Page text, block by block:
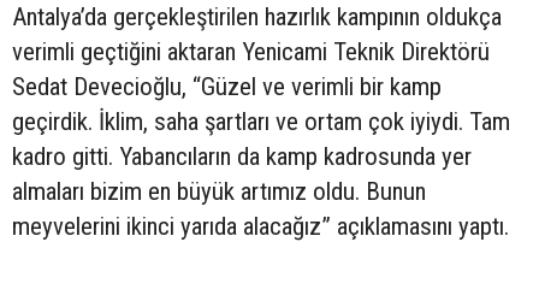
Antalya’da gerçekleştirilen hazırlık kampının oldukça
verimli geçtiğini aktaran Yenicami Teknik Direktörü
Sedat Devecioğlu, “Güzel ve verimli bir kamp
geçirdik. İklim, saha şartları ve ortam çok iyiydi. Tam
kadro gitti. Yabancıların da kamp kadrosunda yer
almaları bizim en büyük artımız oldu. Bunun
meyvelerini ikinci yarıda alacağız” açıklamasını yaptı.